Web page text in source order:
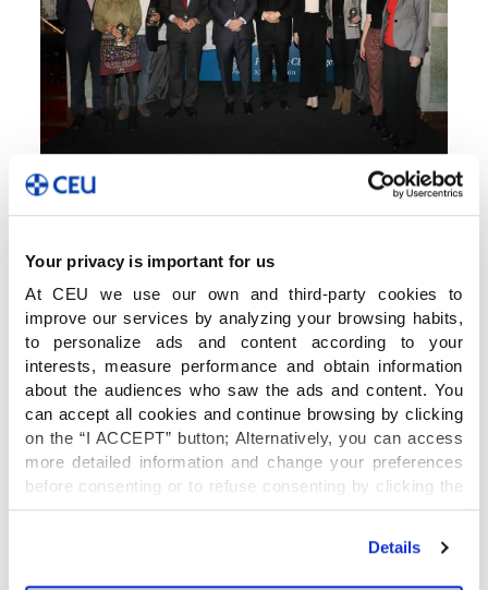
Your privacy is important for us
At CEU we use our own and third-party cookies to
improve our services by analyzing your browsing habits,
to personalize ads and content according to your
interests, measure performance and obtain information
about the audiences who saw the ads and content. You
can accept all cookies and continue browsing by clicking
on the “I ACCEPT” button; Alternatively, you can access
more detailed information and change your preferences
before consenting or to refuse consenting by clicking the
"Personalize" button. For more information you can visit
Details
En palabras recientes de la premiada, cuando
recibió un homenaje en el CEU Jesús María,
muchos años. Tengo que agradecer al Colegio
CEU Jesús María que facilitara la práctica de
este deporte y que su Club de Gimnasia Rítmica
siga estando aquí. Si tengo que elegir los cinco
mejores recuerdos de mi vida deportiva, sin
duda, uno sería los momentos que he vivido con
mis compañeras en este colegio, y con las
entrenadoras. Ellas me formaron también como
persona y no sólo como deportista, y eso es
muy importante»: